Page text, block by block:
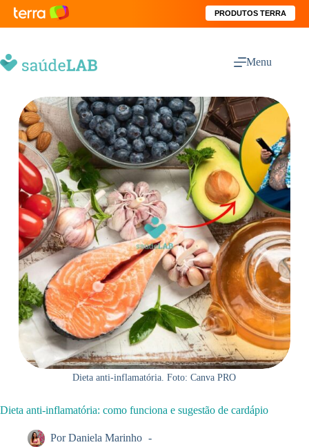
PRODUTOS TERRA
Menu
Dieta anti-inflamatória. Foto: Canva PRO
Dieta anti-inflamatória: como funciona e sugestão de cardápio
Por Daniela Marinho